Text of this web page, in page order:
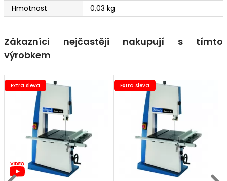
Hmotnost
0,03 kg
Zákazníci nejčastěji nakupují s tímto
výrobkem
Extra sleva Extra sleva